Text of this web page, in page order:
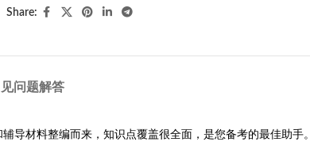
Share:
问题解答
导材料整编而来，知识点覆盖很全面，是您备考的最佳助手。